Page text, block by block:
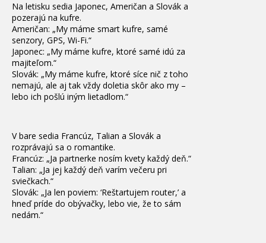
Na letisku sedia Japonec, Američan a Slovák a
pozerajú na kufre.
Američan: „My máme smart kufre, samé
senzory, GPS, Wi-Fi.“
Japonec: „My máme kufre, ktoré samé idú za
majiteľom.“
Slovák: „My máme kufre, ktoré síce nič z toho
nemajú, ale aj tak vždy doletia skôr ako my –
lebo ich pošlú iným lietadlom.“
V bare sedia Francúz, Talian a Slovák a
rozprávajú sa o romantike.
Francúz: „Ja partnerke nosím kvety každý deň.“
Talian: „Ja jej každý deň varím večeru pri
sviečkach.“
Slovák: „Ja len poviem: ‘Reštartujem router,’ a
hneď príde do obývačky, lebo vie, že to sám
nedám.“